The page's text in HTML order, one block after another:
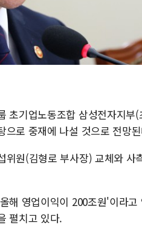
초기업노동조합 삼성전자지부
으로 중재에 나설 것으로 전망
원(김형로 부사장) 교체와
해 영업이익이 200조원'이라
펼치고 있다.